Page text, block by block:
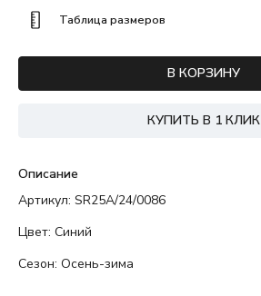
Таблица размеров
В КОРЗИНУ
КУПИТЬ В 1 КЛИК
Описание
Артикул: SR25A/24/0086
Цвет: Синий
Сезон: Осень-зима